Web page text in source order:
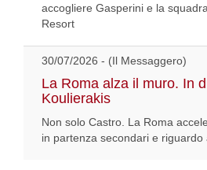
accogliere Gasperini e la
Resort
30/07/2026 - (Il Messaggero)
La Roma alza il muro. In
Koulierakis
Non solo Castro. La Roma
in partenza secondari e riguardo